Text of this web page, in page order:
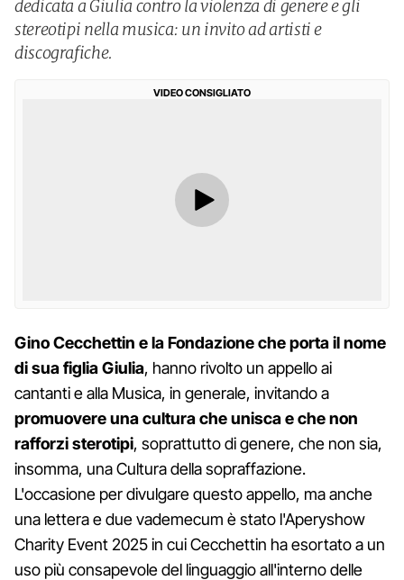
dedicata a Giulia contro la violenza di genere e gli
stereotipi nella musica: un invito ad artisti e
discografiche.
VIDEO CONSIGLIATO
Gino Cecchettin e la Fondazione che porta il nome
di sua figlia Giulia, hanno rivolto un appello ai
cantanti e alla Musica, in generale, invitando a
promuovere una cultura che unisca e che non
rafforzi sterotipi, soprattutto di genere, che non sia,
insomma, una Cultura della sopraffazione.
L'occasione per divulgare questo appello, ma anche
una lettera e due vademecum è stato l'Aperyshow
Charity Event 2025 in cui Cecchettin ha esortato a un
uso più consapevole del linguaggio all'interno delle